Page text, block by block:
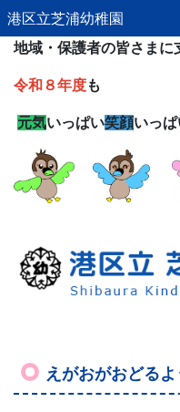
港区立芝浦幼稚園
地域・保護者の皆さま
令和８年度も
元気いっぱい笑顔いっぱ
えがおがおどる